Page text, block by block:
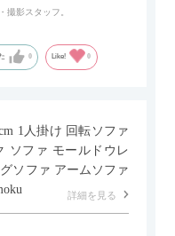
撮影スタッフ。
0 Like! 0
1人掛け 回転ソファ
ソファ モールドウレ
ソファ アームソファ
詳細を見る